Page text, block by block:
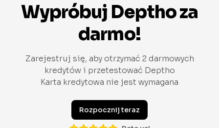
Wypróbuj Deptho za
darmo!
Zarejestruj się, aby otrzymać 2 darmowych
kredytów i przetestować Deptho
Karta kredytowa nie jest wymagana
Rozpocznij teraz